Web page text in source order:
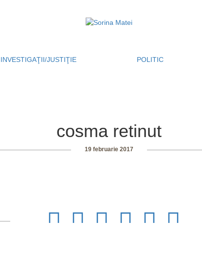
INVESTIGAŢII/JUSTIŢIE POLITIC
cosma retinut
19 februarie 2017